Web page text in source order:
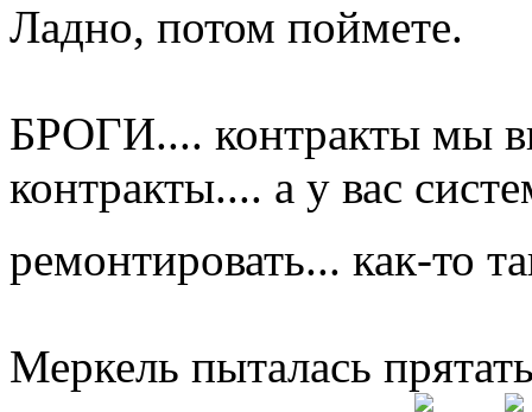
Ладно, потом поймете.
БРОГИ.... контракты мы
контракты.... а у вас
ремонтировать... как-то
Меркель пыталась